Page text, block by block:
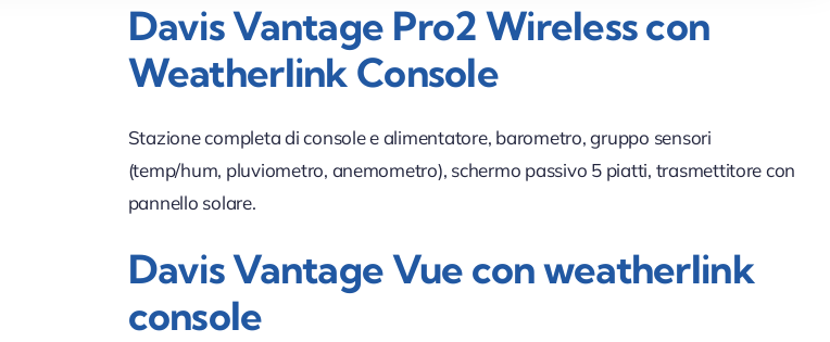
Davis Vantage Pro2 Wireless con
Weatherlink Console
Stazione completa di console e alimentatore, barometro, gruppo sensori
(temp/hum, pluviometro, anemometro), schermo passivo 5 piatti, trasmettitore con
pannello solare.
Davis Vantage Vue con weatherlink
console